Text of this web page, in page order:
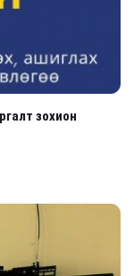
зохион